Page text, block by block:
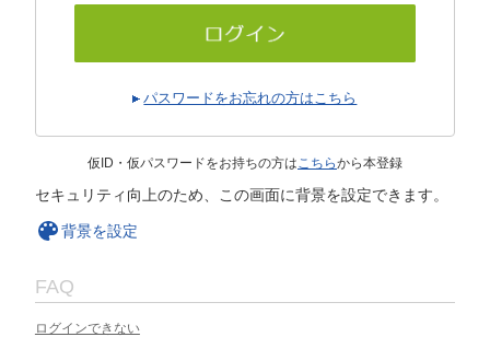
パスワードをお忘れの方はこちら
仮ID・仮パスワードをお持ちの方はこちらから本登録
セキュリティ向上のため、この画面に背景を設定できます。
背景を設定
FAQ
ログインできない